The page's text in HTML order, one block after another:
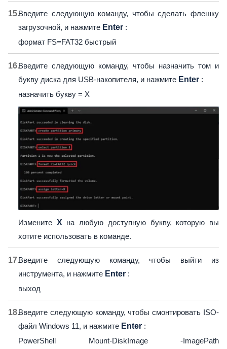
Введите следующую команду, чтобы сделать флешку
загрузочной, и нажмите Enter :
формат FS=FAT32 быстрый
Введите следующую команду, чтобы назначить том и
букву диска для USB-накопителя, и нажмите Enter :
назначить букву = X
Измените X на любую доступную букву, которую вы
хотите использовать в команде.
Введите следующую команду, чтобы выйти из
инструмента, и нажмите Enter :
выход
Введите следующую команду, чтобы смонтировать ISO-
файл Windows 11, и нажмите Enter :
PowerShell Mount-DiskImage -ImagePath